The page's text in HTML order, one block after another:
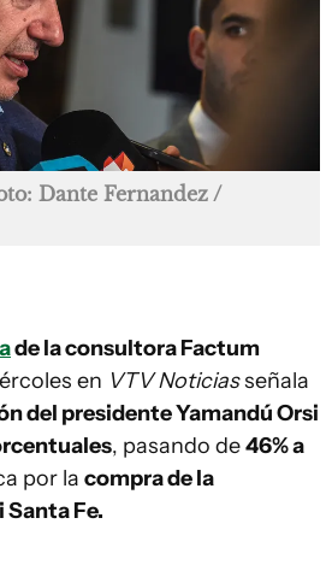
Dante Fernandez /
de la consultora Factum
en VTV Noticiasseñala
del presidente Yamandú Orsi
, pasando de46% a
por la compra de la
Fe.